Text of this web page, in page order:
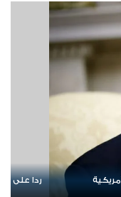
الإمارات ترسخ
ملهمة